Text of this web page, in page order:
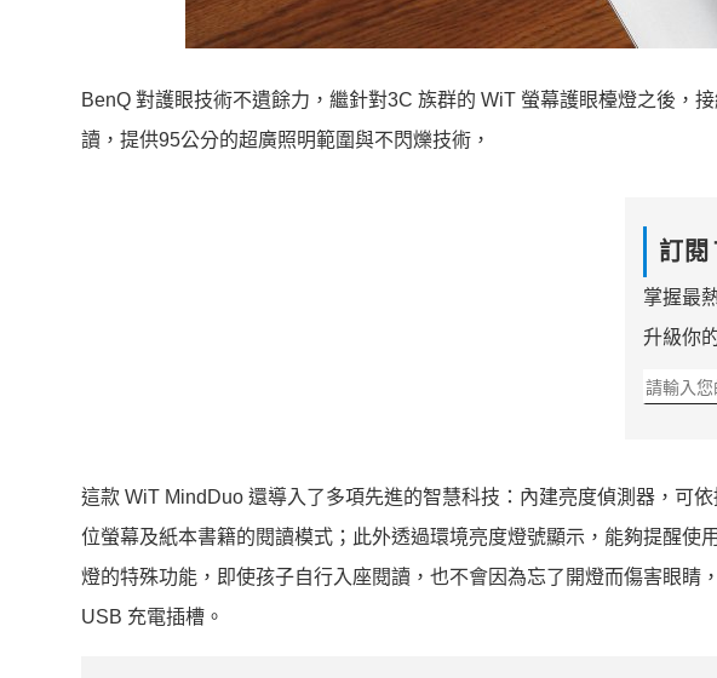
BenQ 對護眼技術不遺餘力，繼針對3C 族群的 WiT 螢幕護眼檯燈之後，
讀，提供95公分的超廣照明範圍與不閃爍技術，
訂閱
掌握最
升級你
這款 WiT MindDuo 還導入了多項先進的智慧科技：內建亮度偵測器，可
位螢幕及紙本書籍的閱讀模式；此外透過環境亮度燈號顯示，能夠提醒使
燈的特殊功能，即使孩子自行入座閱讀，也不會因為忘了開燈而傷害眼睛
USB 充電插槽。